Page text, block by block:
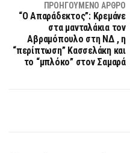
ΠΡΟΗΓΟΎΜΕΝΟ ΆΡΘΡΟ
“Ο Απαράδεκτος”: Κρεμάνε
στα μανταλάκια τον
Αβραμόπουλο στη ΝΔ , η
“περίπτωση” Κασσελάκη και
το “μπλόκο” στον Σαμαρά